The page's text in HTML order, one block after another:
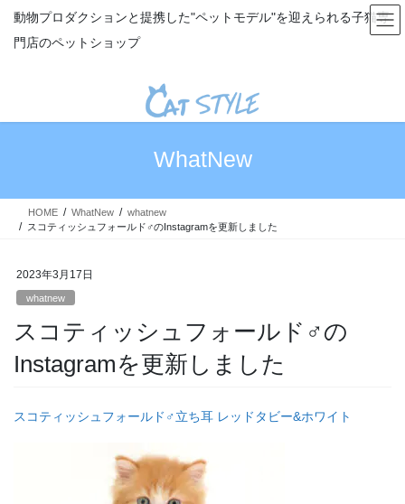
ス
ン
動物プロダクションと提携した"ペットモデル"を迎えられる子猫専
門店のペットショップ
WhatNew
HOME WhatNew
whatnew
スコティッシュフォールド♂のInstagramを更新しました
2023年3月17日
whatnew
スコティッシュフォールド♂の
Instagramを更新しました
スコティッシュフォールド♂立ち耳 レッドタビー&ホワイト